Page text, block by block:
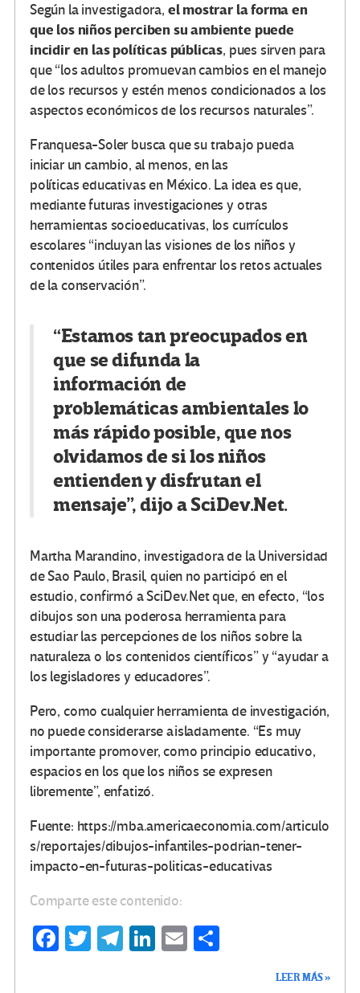
Según la investigadora, el mostrar la forma en
que los niños perciben su ambiente puede
incidir en las políticas públicas, pues sirven para
que “los adultos promuevan cambios en el manejo
de los recursos y estén menos condicionados a los
aspectos económicos de los recursos naturales”.
Franquesa-Soler busca que su trabajo pueda
iniciar un cambio, al menos, en las
políticas educativas en México. La idea es que,
mediante futuras investigaciones y otras
herramientas socioeducativas, los currículos
escolares “incluyan las visiones de los niños y
contenidos útiles para enfrentar los retos actuales
de la conservación”.
“Estamos tan preocupados en
que se difunda la
información de
problemáticas ambientales lo
más rápido posible, que nos
olvidamos de si los niños
entienden y disfrutan el
mensaje”, dijo a SciDev.Net.
Martha Marandino, investigadora de la Universidad
de Sao Paulo, Brasil, quien no participó en el
estudio, confirmó a SciDev.Net que, en efecto, “los
dibujos son una poderosa herramienta para
estudiar las percepciones de los niños sobre la
naturaleza o los contenidos científicos” y “ayudar a
los legisladores y educadores”.
Pero, como cualquier herramienta de investigación,
no puede considerarse aisladamente. “Es muy
importante promover, como principio educativo,
espacios en los que los niños se expresen
libremente”, enfatizó.
Fuente: https://mba.americaeconomia.com/articulo
s/reportajes/dibujos-infantiles-podrian-tener-
impacto-en-futuras-politicas-educativas
Comparte este contenido:
Fa T
Te
Li
E
LEER MÁS »